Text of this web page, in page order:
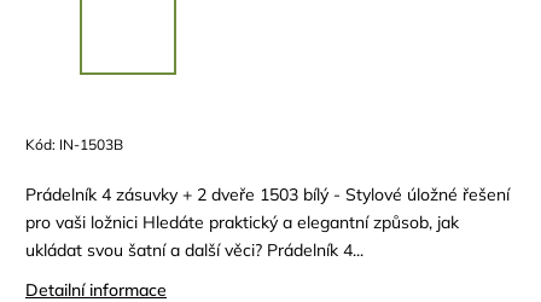
Kód: IN-1503B
Prádelník 4 zásuvky + 2 dveře 1503 bílý - Stylové úložné řešení
pro vaši ložnici Hledáte praktický a elegantní způsob, jak
ukládat svou šatní a další věci? Prádelník 4...
Detailní informace